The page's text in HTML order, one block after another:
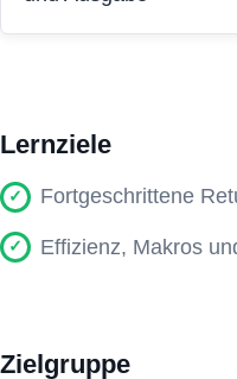
Lernziele
Fortgeschrittene
Effizienz, Makros
Zielgruppe